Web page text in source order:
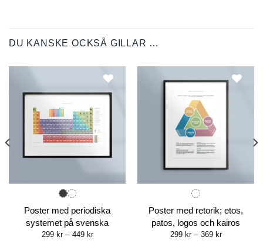
DU KANSKE OCKSÅ GILLAR …
Poster med periodiska
systemet på svenska
299 kr – 449 krPrice
Poster med retorik; etos,
patos, logos och kairos
299 kr – 369 krPrice